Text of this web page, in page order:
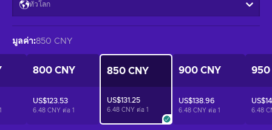
ทั่วโลก
มูลค่า:850 CNY
1
800 CNY
US$123.53
6.48 CNY ต่อ 1
850 CNY
US$131.25
6.48 CNY ต่อ 1
900 CNY
US$138.96
6.48 CNY ต่อ 1
950
6.48